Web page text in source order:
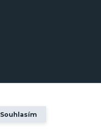
Souhlasím